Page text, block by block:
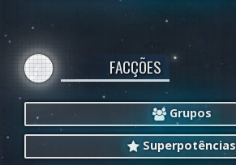
FACÇÕES
Grupos
Superpotências